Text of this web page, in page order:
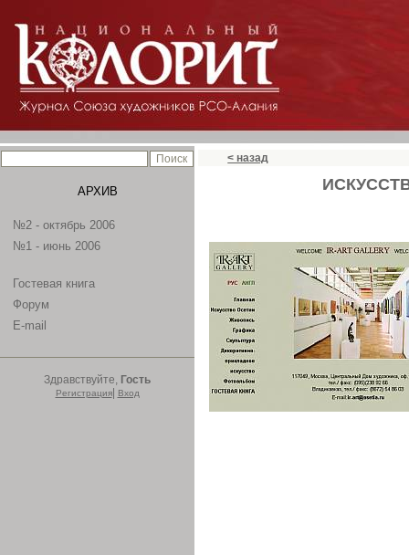
АРХИВ
№2 - октябрь 2006
№1 - июнь 2006
Гостевая книга
Форум
E-mail
Здравствуйте, Гость
Регистрация| Вход
< назад